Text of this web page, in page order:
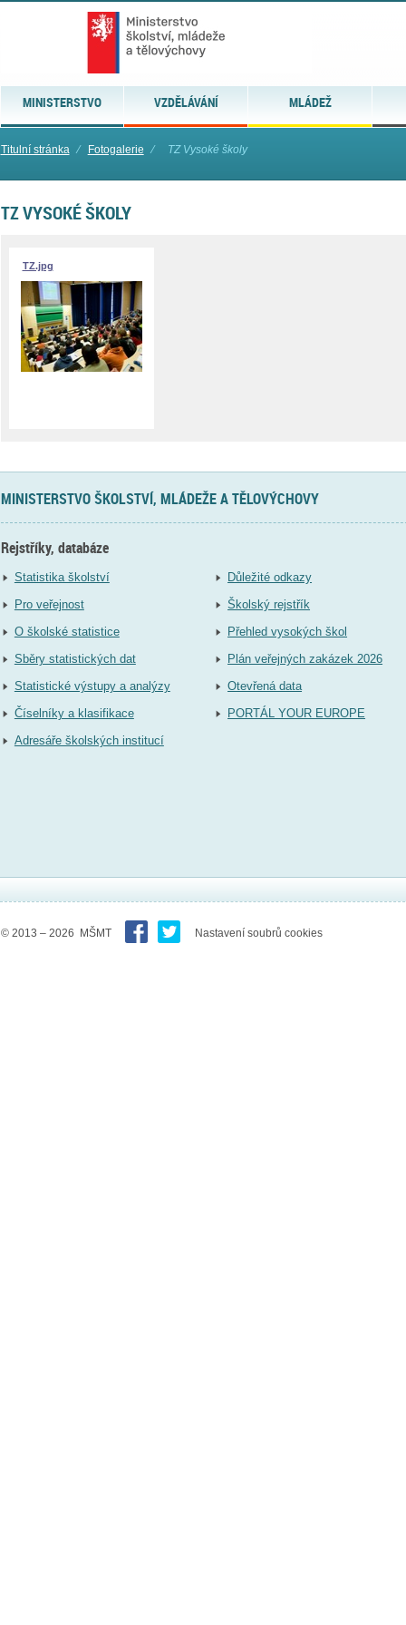
MINISTERSTVO VZDĚLÁVÁNÍ MLÁDEŽ
Titulní stránka ⁄ Fotogalerie ⁄ TZ Vysoké školy
TZ VYSOKÉ ŠKOLY
TZ.jpg
MINISTERSTVO ŠKOLSTVÍ, MLÁDEŽE A TĚLOVÝCHOVY
Rejstříky, databáze
Statistika školství
Pro veřejnost
O školské statistice
Sběry statistických dat
Statistické výstupy a analýzy
Číselníky a klasifikace
Adresáře školských institucí
Důležité odkazy
Školský rejstřík
Přehled vysokých škol
Plán veřejných zakázek 2026
Otevřená data
PORTÁL YOUR EUROPE
© 2013 – 2026 MŠMT Nastavení soubrů cookies